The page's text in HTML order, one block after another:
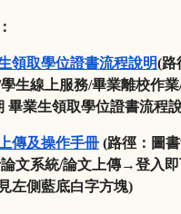
領取學位證書流程說明(路
學生線上服務/畢業離校作業
畢業生領取學位證書流程
傳及操作手冊 (路徑：圖
文系統/論文上傳→登入
左側藍底白字方塊)